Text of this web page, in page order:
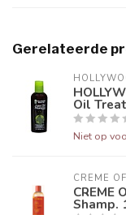
Gerelateerde
Oil
Niet op
CREME
CREME
Shamp.